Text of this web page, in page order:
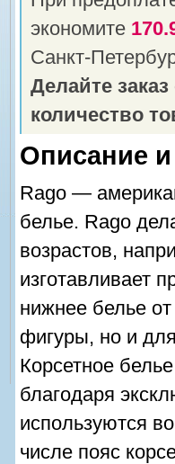
экономите
Санкт-
Делайте
количество
Описание
Rago —
белье. Rago
возрастов,
изготавливает
нижнее белье
фигуры, но и
Корсетное
благодаря
используются
числе пояс